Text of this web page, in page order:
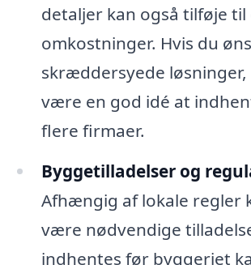
detaljer kan også tilføje til
omkostninger. Hvis du
skræddersyede løsninger,
være en god idé at
flere firmaer.
Byggetilladelser og
Afhængig af lokale regler
være nødvendige
indhentes før byggeriet